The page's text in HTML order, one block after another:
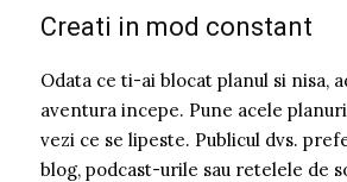
Creati in mod constant
Odata ce ti-ai blocat planul si nisa,
aventura incepe. Pune acele
vezi ce se lipeste. Publicul dvs.
blog, podcast-urile sau retelele de